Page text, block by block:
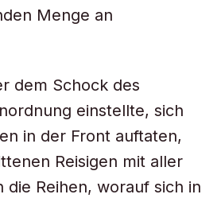
Menge an
dem Schock des
einstellte, sich
in der Front auftaten,
Reisigen mit aller
die Reihen, worauf sich in